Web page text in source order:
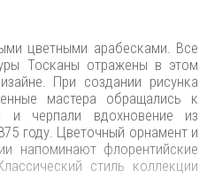
цветными арабесками. Все
Тосканы отражены в этом
При создании рисунка
мастера обращались к
и черпали вдохновение из
году. Цветочный орнамент и
напоминают флорентийские
стиль коллекции